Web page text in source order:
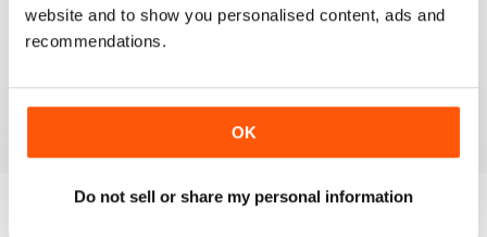
website and to show you personalised content, ads and
recommendations.
OK
Do not sell or share my personal information
1 0